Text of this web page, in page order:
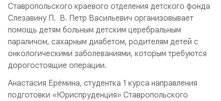
Ставропольского краевого отделения детского фонда
Слезавину П. В. Петр Васильевич организовывает
помощь детям больным детским церебральным
параличом, сахарным диабетом, родителям детей с
онкологическими заболеваниями, которым требуются
дорогостоящие операции.
Анастасия Ерёмина, студентка 1 курса направления
подготовки «Юриспруденция» Ставропольского